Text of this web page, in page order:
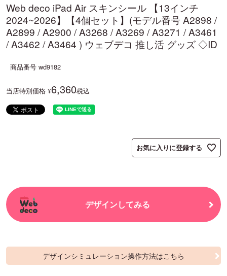
Web deco iPad Air スキンシール 【13インチ
2024~2026】【4個セット】(モデル番号 A2898 /
A2899 / A2900 / A3268 / A3269 / A3271 / A3461
/ A3462 / A3464 ) ウェブデコ 推し活 グッズ ◇ID
商品番号 wd9182
当店特別価格 ¥6,360税込
お気に入りに登録する
デザインしてみる
デザインシミュレーション操作方法はこちら